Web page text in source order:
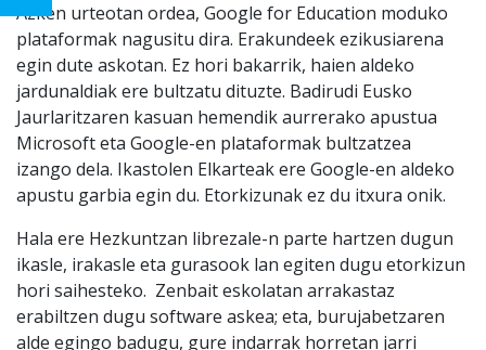
Azken urteotan ordea, Google for Education moduko
plataformak nagusitu dira. Erakundeek ezikusiarena
egin dute askotan. Ez hori bakarrik, haien aldeko
jardunaldiak ere bultzatu dituzte. Badirudi Eusko
Jaurlaritzaren kasuan hemendik aurrerako apustua
Microsoft eta Google-en plataformak bultzatzea
izango dela. Ikastolen Elkarteak ere Google-en aldeko
apustu garbia egin du. Etorkizunak ez du itxura onik.
Hala ere Hezkuntzan librezale-n parte hartzen dugun
ikasle, irakasle eta gurasook lan egiten dugu etorkizun
hori saihesteko. Zenbait eskolatan arrakastaz
erabiltzen dugu software askea; eta, burujabetzaren
alde egingo badugu, gure indarrak horretan jarri